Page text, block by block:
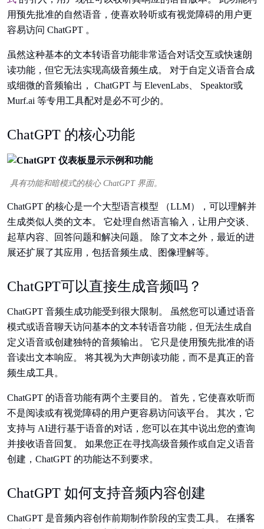
用预先批准的自然语音，使喜欢聆听或有视觉障碍的用户更
容易访问 ChatGPT 。
虽然这种基本的文本转语音功能非常适合对话交互或快速朗
读功能，但它无法实现高级音频生成。 对于自定义语音合成
或细微的音频输出， ChatGPT 与 ElevenLabs、 Speaktor或
Murf.ai 等专用工具配对是必不可少的。
ChatGPT 的核心功能
具有功能和暗模式的核心 ChatGPT 界面。
ChatGPT 的核心是一个大型语言模型 （LLM），可以理解并
生成类似人类的文本。 它处理自然语言输入，让用户交谈、
起草内容、回答问题和解决问题。 除了文本之外，最近的进
展还扩展了其应用，包括音频生成、图像理解等。
ChatGPT可以直接生成音频吗？
ChatGPT 音频生成功能受到很大限制。 虽然您可以通过语音
模式或语音聊天访问基本的文本转语音功能，但无法生成自
定义语音或创建独特的音频输出。 它只是使用预先批准的语
音读出文本响应。 将其视为大声朗读功能，而不是真正的音
频生成工具。
ChatGPT 的语音功能有两个主要目的。 首先，它使喜欢听而
不是阅读或有视觉障碍的用户更容易访问该平台。 其次，它
支持与 AI进行基于语音的对话，您可以在其中说出您的查询
并接收语音回复。 如果您正在寻找高级音频作或自定义语音
创建，ChatGPT 的功能达不到要求。
ChatGPT 如何支持音频内容创建
ChatGPT 是音频内容创作前期制作阶段的宝贵工具。 在播客